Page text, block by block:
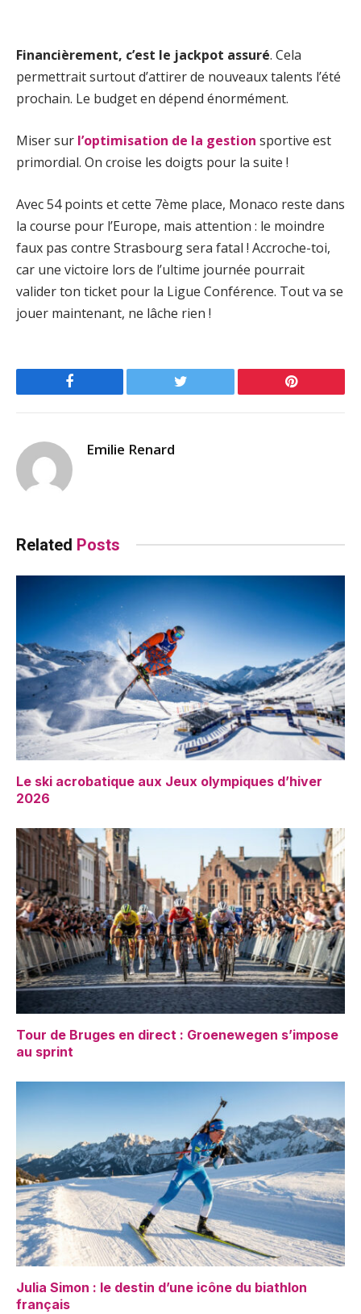
Financièrement, c’est le jackpot assuré. Cela
permettrait surtout d’attirer de nouveaux talents l’été
prochain. Le budget en dépend énormément.
Miser sur l’optimisation de la gestion sportive est
primordial. On croise les doigts pour la suite !
Avec 54 points et cette 7ème place, Monaco reste dans
la course pour l’Europe, mais attention : le moindre
faux pas contre Strasbourg sera fatal ! Accroche-toi,
car une victoire lors de l’ultime journée pourrait
valider ton ticket pour la Ligue Conférence. Tout va se
jouer maintenant, ne lâche rien !
Facebook Twitter Pinterest
Emilie Renard
Related Posts
Le ski acrobatique aux Jeux olympiques d’hiver
2026
Tour de Bruges en direct : Groenewegen s’impose
au sprint
Julia Simon : le destin d’une icône du biathlon
français